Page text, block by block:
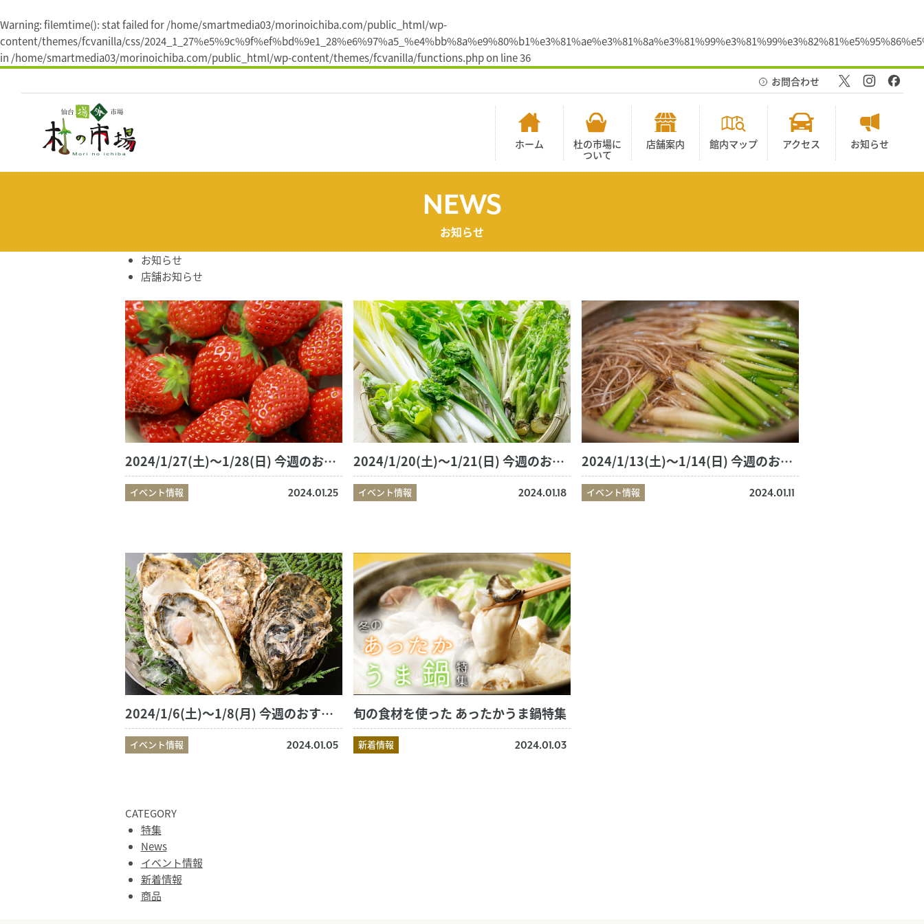
Warning: filemtime(): stat failed for /home/smartmedia03/morinoichiba.com/public_html/wp-
content/themes/fcvanilla/css/
in /home/smartmedia03/morinoichiba.com/public_html/wp-content/themes/fcvanilla/functions.phpon line36
ス
ホーム
杜の市場に
ついて
店舗案内 館内マップ アクセス お知らせ
お問合わせ
NEWS
お知らせ
お知らせ
店舗お知らせ
2024/1/27(土)～1/28(日) 今週のおすすめ商品
イベント情報 2024.01.25
2024/1/20(土)～1/21(日) 今週のおすすめ商品
イベント情報 2024.01.18
2024/1/13(土)～1/14(日) 今週のおすすめ商品
イベント情報 2024.01.11
2024/1/6(土)～1/8(月) 今週のおすすめ商品
イベント情報 2024.01.05
旬の食材を使った あったかうま鍋特集
新着情報 2024.01.03
CATEGORY
特集
News
イベント情報
新着情報
商品